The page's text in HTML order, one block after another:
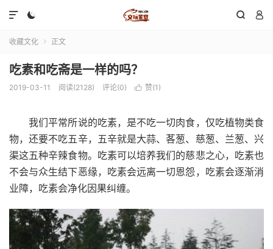
  

收藏文化  正文
吃素和吃斋是一样的吗？
2019-03-11 阅读(2128) 评论(0)  赞(1 )
我们平常所说的吃素，是不吃一切肉食，仅吃植物类食
物，还要不吃五辛，五辛就是大蒜、茖葱、慈葱、兰葱、兴
渠这五种辛辣食物。吃素可以培养我们的慈悲之心，吃素也
不会与众生结下恶缘，吃素会远离一切恩怨，吃素会逐渐消
业障，吃素会净化因果纠缠。